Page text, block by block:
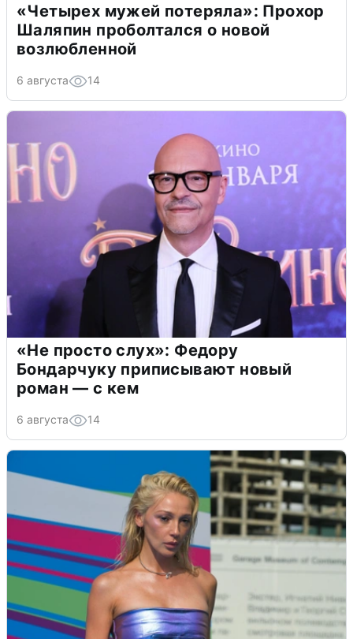
«Четырех мужей потеряла»: Прохор
Шаляпин проболтался о новой
возлюбленной
6 августа 14
«Не просто слух»: Федору
Бондарчуку приписывают новый
роман — с кем
6 августа 14